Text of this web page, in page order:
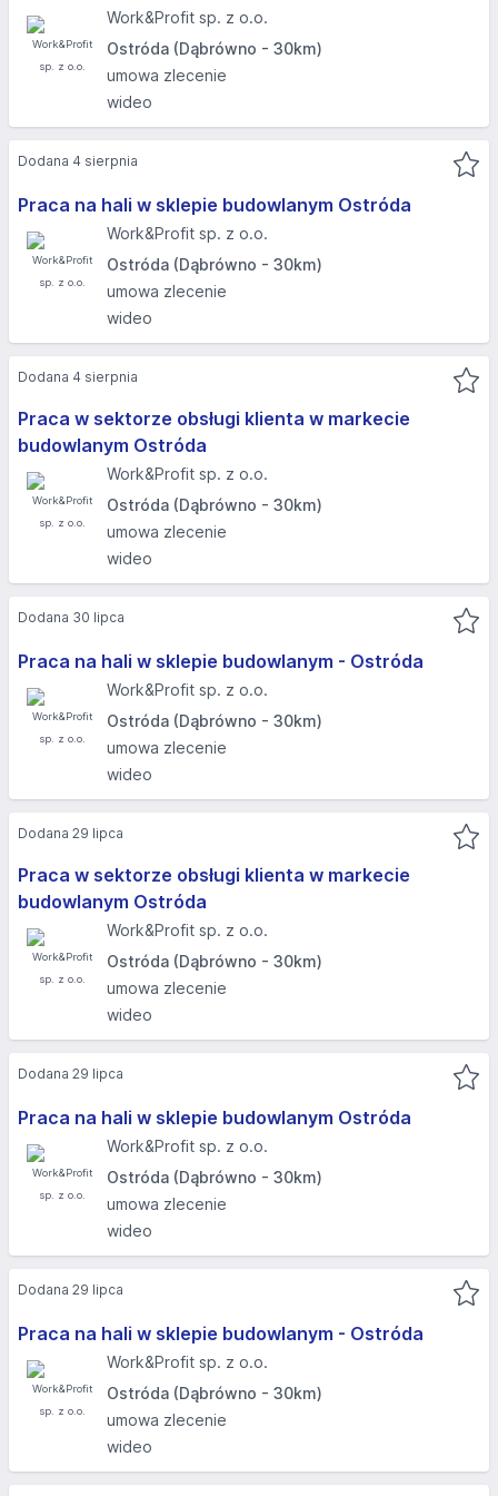
Work&Profit sp. z o.o.
Ostróda (Dąbrówno - 30km)
umowa zlecenie
wideo
Praca na hali w sklepie budowlanym Ostróda
Work&Profit sp. z o.o.
Ostróda (Dąbrówno - 30km)
umowa zlecenie
wideo
Dodana 4 sierpnia
Praca w sektorze obsługi klienta w markecie
budowlanym Ostróda
Work&Profit sp. z o.o.
Ostróda (Dąbrówno - 30km)
umowa zlecenie
wideo
Dodana 4 sierpnia
Praca na hali w sklepie budowlanym - Ostróda
Work&Profit sp. z o.o.
Ostróda (Dąbrówno - 30km)
umowa zlecenie
wideo
Dodana 30 lipca
Praca w sektorze obsługi klienta w markecie
budowlanym Ostróda
Work&Profit sp. z o.o.
Ostróda (Dąbrówno - 30km)
umowa zlecenie
wideo
Dodana 29 lipca
Praca na hali w sklepie budowlanym Ostróda
Work&Profit sp. z o.o.
Ostróda (Dąbrówno - 30km)
umowa zlecenie
wideo
Dodana 29 lipca
Praca na hali w sklepie budowlanym - Ostróda
Work&Profit sp. z o.o.
Ostróda (Dąbrówno - 30km)
umowa zlecenie
wideo
Dodana 29 lipca